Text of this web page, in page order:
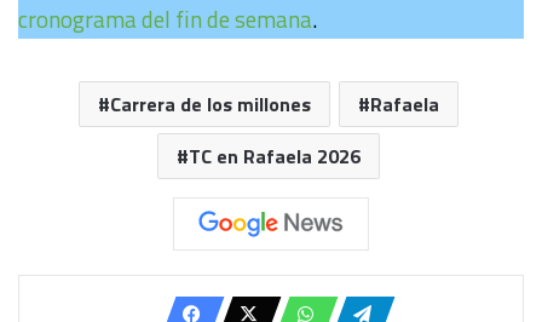
cronograma del fin de semana.
Carrera de los millones
Rafaela
TC en Rafaela 2026